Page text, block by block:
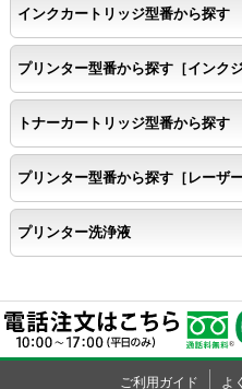
背景と違う色で8号サイズの
鮮明に印刷できること。
速
互換性テストサンプルを5ペー
前のページのインクが
次のページの裏面に染み込まな
標準カラーサンプル /
互換性テストサンプルを印刷す
インクカートリッジ型番から探す
プリンター型番から探す［インクジ
トナーカートリッジ型番から探す
プリンター型番から探す［レーザー
プリンター洗浄液
ご利用ガイド よ